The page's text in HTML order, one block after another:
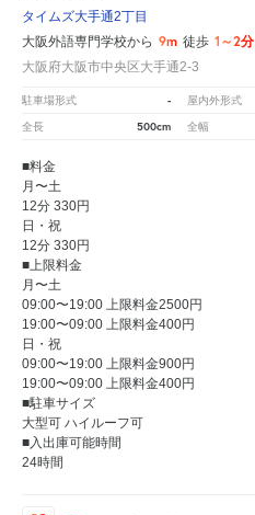
タイムズ大手通2丁目
大阪外語専門学校から 9m 徒歩 1～2分
大阪府大阪市中央区大手通2-3
駐車場形式 - 屋内外形式
全長 500cm 全幅
■料金
月〜土
12分 330円
日・祝
12分 330円
■上限料金
月〜土
09:00〜19:00 上限料金2500円
19:00〜09:00 上限料金400円
日・祝
09:00〜19:00 上限料金900円
19:00〜09:00 上限料金400円
■駐車サイズ
大型可 ハイルーフ可
■入出庫可能時間
24時間